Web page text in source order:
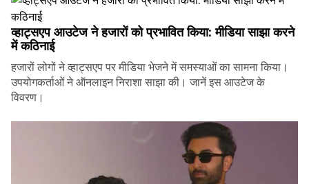
व्हाट्सएप आउटेज ने हजारों को प्रभावित किया: मीडिया साझा करने
में कठिनाई
हजारों लोगों ने व्हाट्सएप पर मीडिया भेजने में समस्याओं का सामना किया।
उपयोगकर्ताओं ने ऑनलाइन निराशा साझा की। जानें इस आउटेज के
विवरण।